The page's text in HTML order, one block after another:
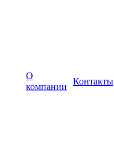
О
компании
Контакты